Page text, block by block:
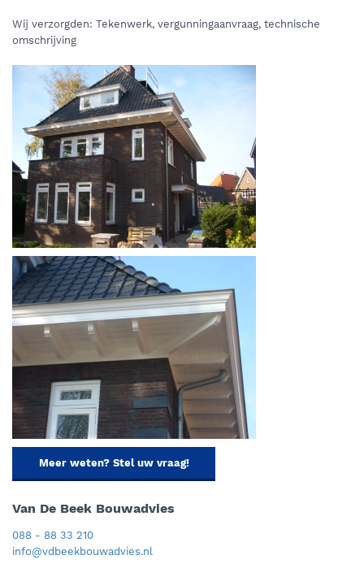
Wij verzorgden: Tekenwerk, vergunningaanvraag, technische
omschrijving
Meer weten? Stel uw vraag!
Van De Beek Bouwadvies
088 - 88 33 210
info@vdbeekbouwadvies.nl